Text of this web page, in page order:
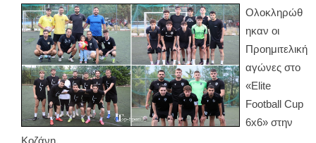
Ολοκληρώθ
ηκαν οι
Προημιτελική
αγώνες στο
«Elite
Football
Cup
6x6» στην
Κοζάνη.